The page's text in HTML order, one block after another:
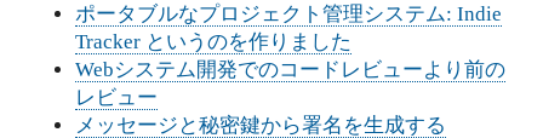
ポータブルなプロジェクト管理システム: Indie
Tracker というのを作りました
Webシステム開発でのコードレビューより前の
レビュー
メッセージと秘密鍵から署名を生成する